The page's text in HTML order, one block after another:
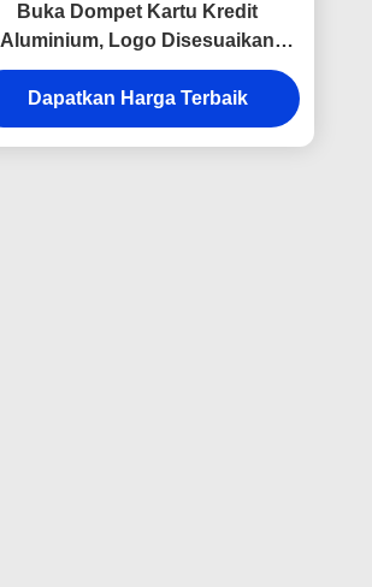
Buka Dompet Kartu Kredit
Aluminium, Logo Disesuaikan
Persegi Panjang
Dapatkan Harga Terbaik